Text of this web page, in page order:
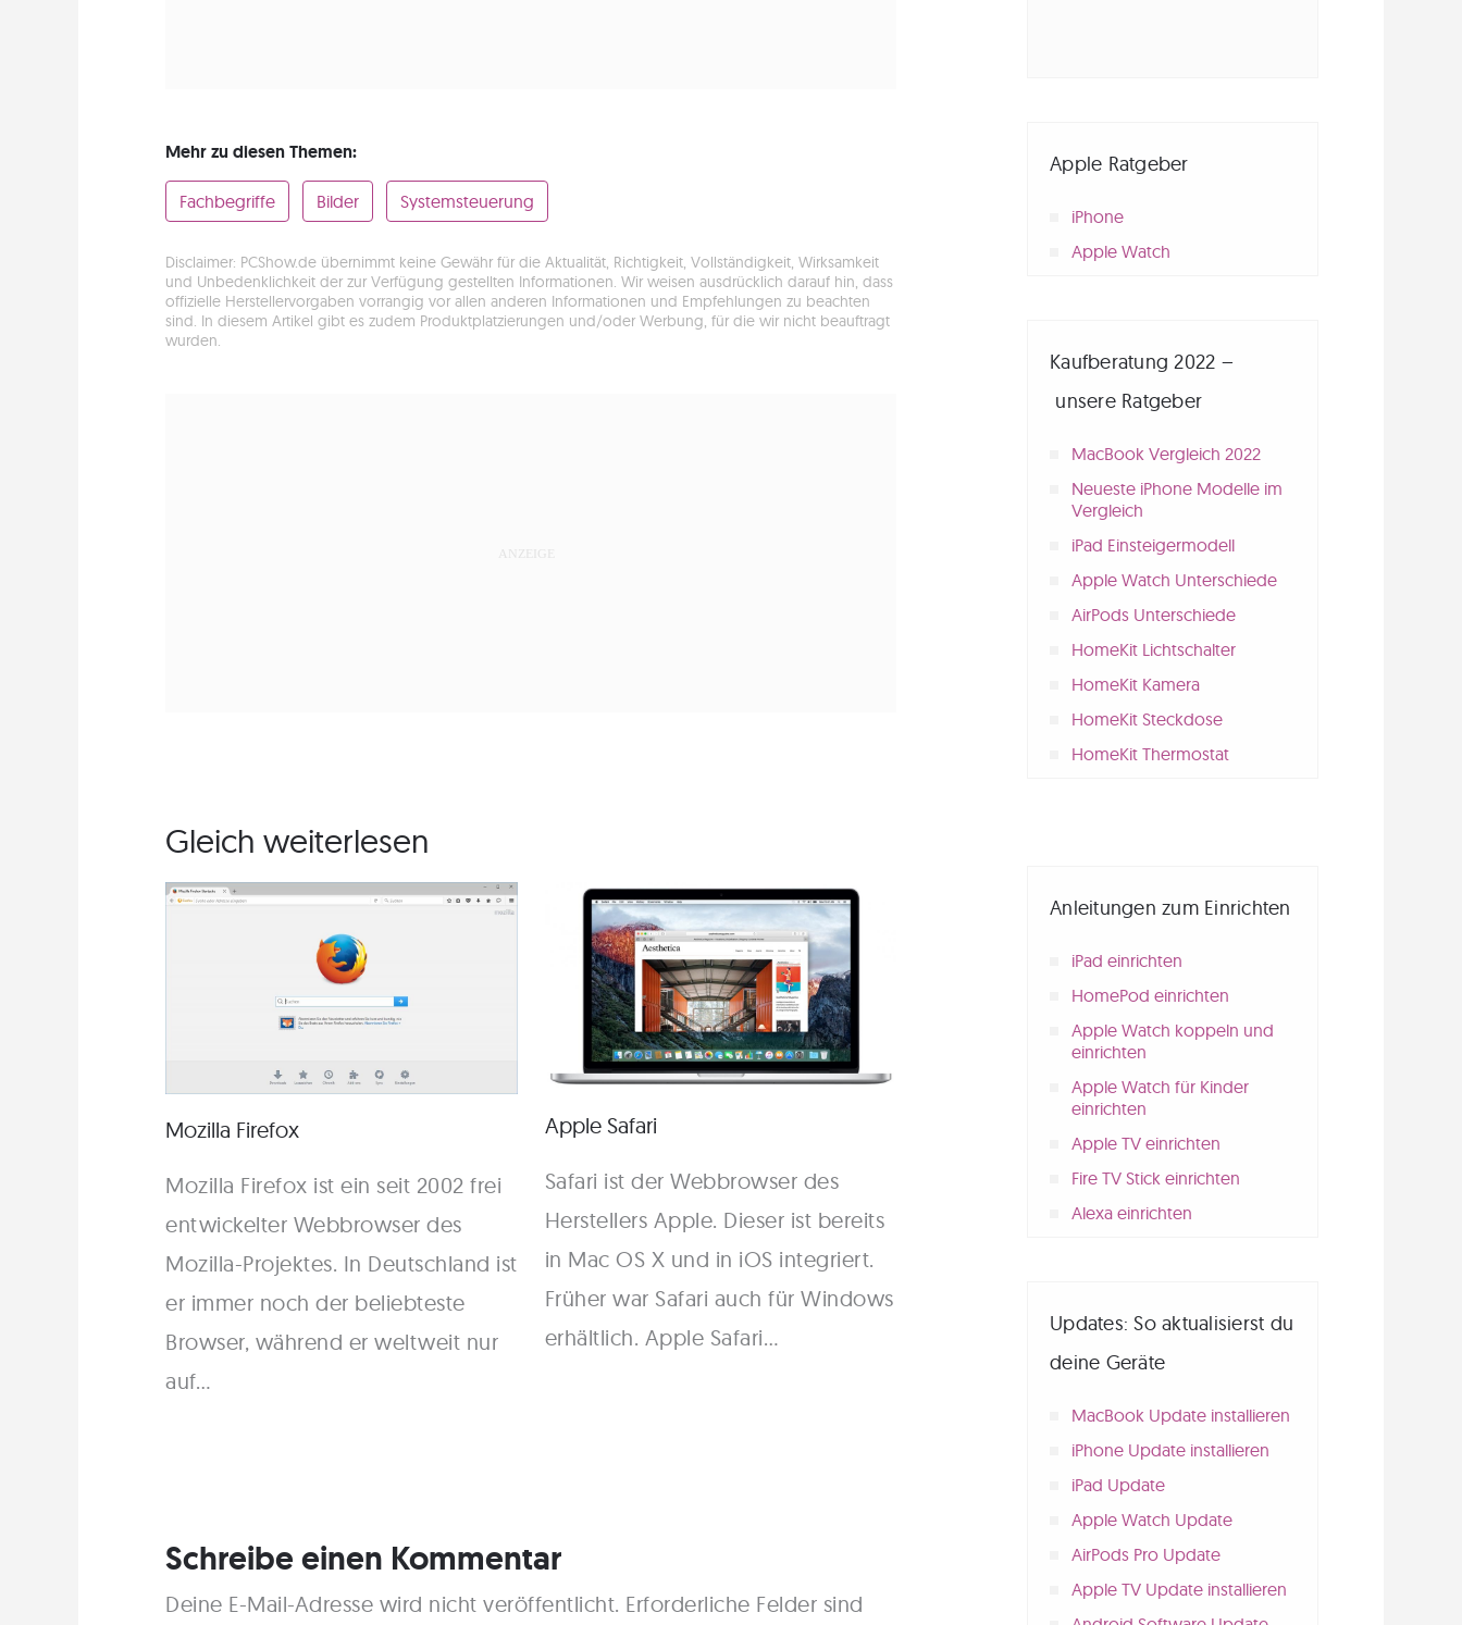
Mehr zu diesen Themen:
Fachbegriffe Bilder Systemsteuerung
Disclaimer: PCShow.de übernimmt keine Gewähr für die Aktualität, Richtigkeit, Vollständigkeit, Wirksamkeit
und Unbedenklichkeit der zur Verfügung gestellten Informationen. Wir weisen ausdrücklich darauf hin, dass
offizielle Herstellervorgaben vorrangig vor allen anderen Informationen und Empfehlungen zu beachten
sind. In diesem Artikel gibt es zudem Produktplatzierungen und/oder Werbung, für die wir nicht beauftragt
wurden.
Gleich weiterlesen
Mozilla Firefox
Mozilla Firefox ist ein seit 2002 frei
entwickelter Webbrowser des
Mozilla-Projektes. In Deutschland ist
er immer noch der beliebteste
Browser, während er weltweit nur
auf…
Apple Safari
Safari ist der Webbrowser des
Herstellers Apple. Dieser ist bereits
in Mac OS X und in iOS integriert.
Früher war Safari auch für Windows
erhältlich. Apple Safari…
Schreibe einen Kommentar
Deine E-Mail-Adresse wird nicht veröffentlicht. Erforderliche Felder sind
Apple Ratgeber
iPhone
Apple Watch
Kaufberatung 2022 –
unsere Ratgeber
MacBook Vergleich 2022
Neueste iPhone Modelle im
Vergleich
iPad Einsteigermodell
Apple Watch Unterschiede
AirPods Unterschiede
HomeKit Lichtschalter
HomeKit Kamera
HomeKit Steckdose
HomeKit Thermostat
Anleitungen zum Einrichten
iPad einrichten
HomePod einrichten
Apple Watch koppeln und
einrichten
Apple Watch für Kinder
einrichten
Apple TV einrichten
Fire TV Stick einrichten
Alexa einrichten
Updates: So aktualisierst du
deine Geräte
MacBook Update installieren
iPhone Update installieren
iPad Update
Apple Watch Update
AirPods Pro Update
Apple TV Update installieren